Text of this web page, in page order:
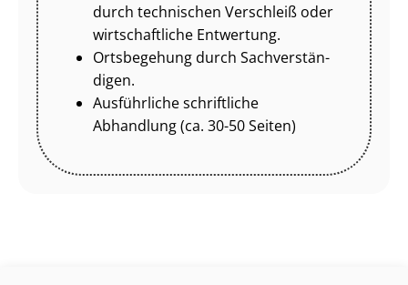
durch technischen Verschleiß oder
wirtschaftliche Entwertung.
Ortsbegehung durch Sach­ver­stän­
di­gen.
Ausführliche schriftliche
Abhandlung (ca. 30-50 Seiten)